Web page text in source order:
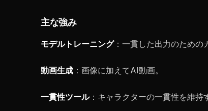
主な強み
モデルトレーニング：一貫した出力のための
動画生成 ：画像に加えてAI動画。
一貫性ツール：キャラクターの一貫性を維持